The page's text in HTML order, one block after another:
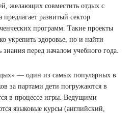
желающих совместить отдых с
развитый сектор
программ. Такие проекты
укрепить здоровье, но и найти
перед началом учебного года.
— один из самых популярных в
за партами дети погружаются в
в процессе игры. Ведущими
языковые курсы (английский,